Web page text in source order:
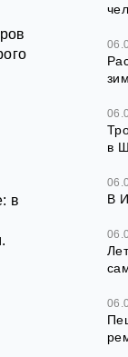
в
в
В